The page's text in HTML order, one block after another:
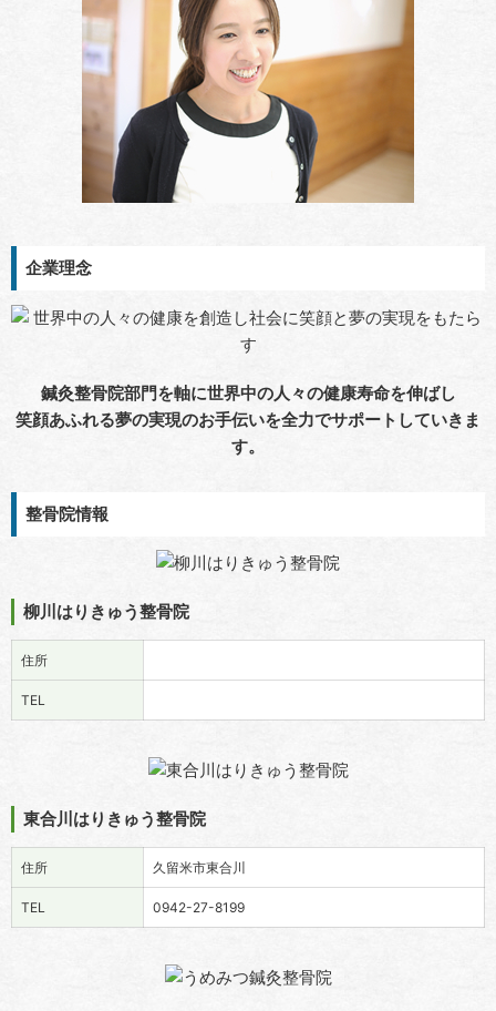
企業理念
鍼灸整骨院部門を軸に世界中の人々の健康寿命を伸ばし
笑顔あふれる夢の実現のお手伝いを全力でサポートしていきま
す。
整骨院情報
柳川はりきゅう整骨院
住所
TEL
東合川はりきゅう整骨院
住所 久留米市東合川
TEL 0942-27-8199